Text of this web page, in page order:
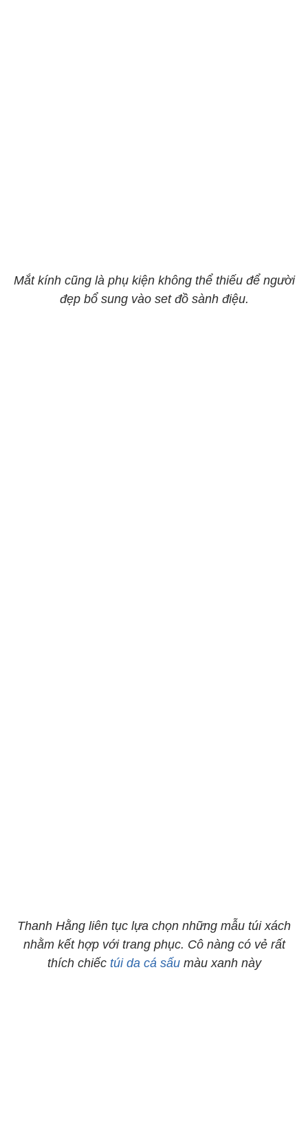
Mắt kính cũng là phụ kiện không thể thiếu để người
đẹp bổ sung vào set đồ sành điệu.
Thanh Hằng liên tục lựa chọn những mẫu túi xách
nhằm kết hợp với trang phục. Cô nàng có vẻ rất
thích chiếc túi da cá sấumàu xanh này